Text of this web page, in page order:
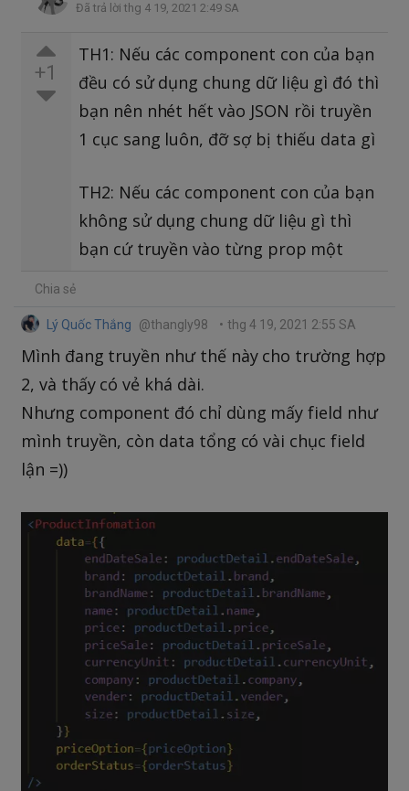
Đã trả lời thg 4 19, 2021 2:49 SA
+1
TH1: Nếu các component con của bạn
đều có sử dụng chung dữ liệu gì đó thì
bạn nên nhét hết vào JSON rồi truyền
1 cục sang luôn, đỡ sợ bị thiếu data gì
TH2: Nếu các component con của bạn
không sử dụng chung dữ liệu gì thì
bạn cứ truyền vào từng prop một
Chia sẻ
Lý Quốc Thắng @thangly98 • thg 4 19, 2021 2:55 SA
Mình đang truyền như thế này cho trường hợp
2, và thấy có vẻ khá dài.
Nhưng component đó chỉ dùng mấy field như
mình truyền, còn data tổng có vài chục field
lận =))